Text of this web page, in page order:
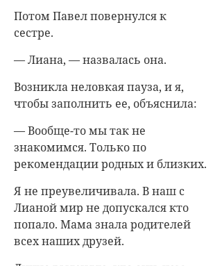
Потом Павел повернулся к
сестре.
— Лиана, — назвалась она.
Возникла неловкая пауза, и я,
чтобы заполнить ее, объяснила:
— Вообще-то мы так не
знакомимся. Только по
рекомендации родных и близких.
Я не преувеличивала. В наш с
Лианой мир не допускался кто
попало. Мама знала родителей
всех наших друзей.